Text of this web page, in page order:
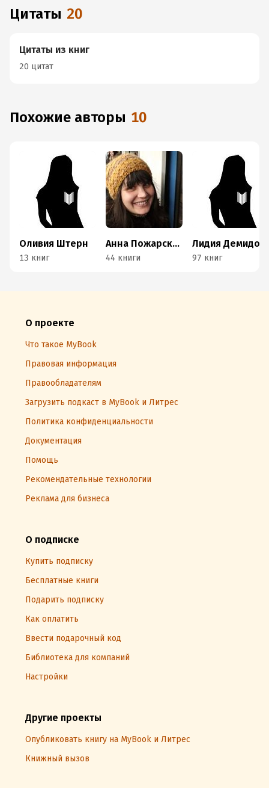
Цитаты 20
Цитаты из книг
20 цитат
Похожие авторы 10
Оливия Штерн
13 книг
Анна Пожарская
44 книги 97 книг
О проекте
Что такое MyBook
Правовая информация
Правообладателям
Загрузить подкаст в MyBook и Литрес
Политика конфиденциальности
Документация
Помощь
Рекомендательные технологии
Реклама для бизнеса
О подписке
Купить подписку
Бесплатные книги
Подарить подписку
Как оплатить
Ввести подарочный код
Библиотека для компаний
Настройки
Другие проекты
Опубликовать книгу на MyBook и Литрес
Книжный вызов